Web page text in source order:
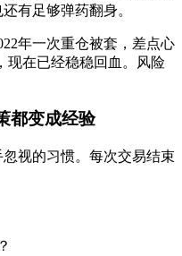
有足够弹药翻身。
年一次重仓被套，差点心
现在已经稳稳回血。风险
都变成经验
视的习惯。每次交易结束